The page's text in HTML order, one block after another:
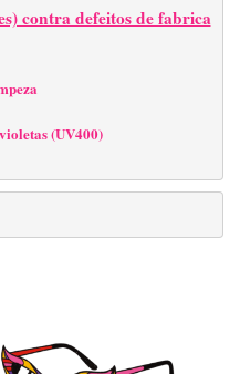
contra defeitos de fabrica
(UV400)